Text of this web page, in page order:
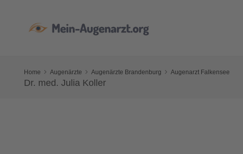
Home Augenärzte Augenärzte Brandenburg Augenarzt Falkensee
Dr. med. Julia Koller